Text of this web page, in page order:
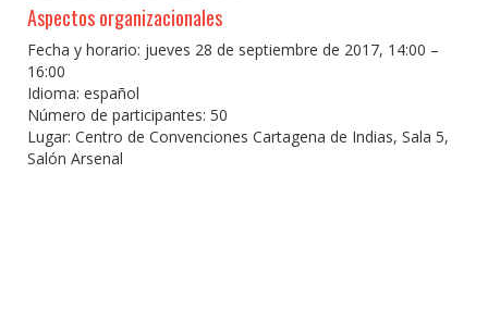
Aspectos organizacionales
Fecha y horario: jueves 28 de septiembre de 2017, 14:00 –
16:00
Idioma: español
Número de participantes: 50
Lugar: Centro de Convenciones Cartagena de Indias, Sala 5,
Salón Arsenal